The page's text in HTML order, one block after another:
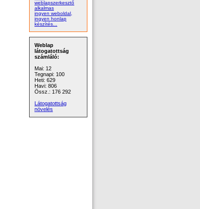
weblapszerkesztő
alkalmas
ingyen weboldal,
ingyen honlap
készítés...
Weblap
látogatottság
számláló:
Mai: 12
Tegnapi: 100
Heti: 629
Havi: 806
Össz.: 176 292
Látogatottság
növelés